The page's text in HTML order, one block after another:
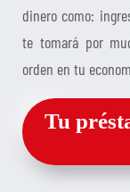
dinero como:
te tomará por
orden en tu
Tu